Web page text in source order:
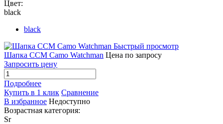
Цвет:
black
black
Быстрый просмотр
Шапка CCM Camo Watchman Цена по запросу
Запросить цену
Подробнее
Купить в 1 клик Сравнение
В избранное Недоступно
Возрастная категория:
Sr